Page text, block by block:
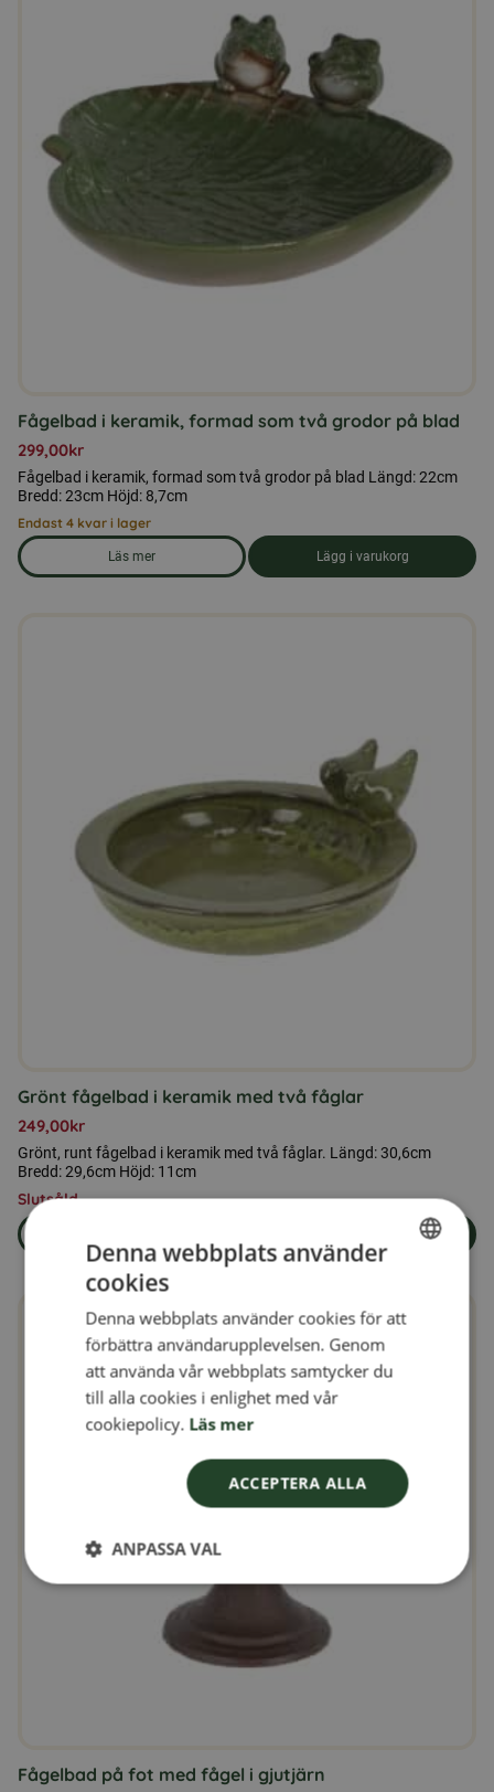
Fågelbad i keramik, formad som två grodor på blad
299,00kr
Fågelbad i keramik, formad som två grodor på blad Längd: 22cm
Bredd: 23cm Höjd: 8,7cm
Endast 4 kvar i lager
Läs mer
om produkten Fågelbad i keramik, formad som två grodor
Lägg i varukorg
Grönt fågelbad i keramik med två fåglar
249,00kr
Grönt, runt fågelbad i keramik med två fåglar. Längd: 30,6cm
Bredd: 29,6cm Höjd: 11cm
Slutsåld
om produkten Grönt fågelbad i keramik med två fåglar
Fågelbad på fot med fågel i gjutjärn
FINNISH
DANISH
Denna webbplats använder
cookies
Denna webbplats använder cookies för att
förbättra användarupplevelsen. Genom
att använda vår webbplats samtycker du
till alla cookies i enlighet med vår
cookiepolicy. Läs mer
ACCEPTERA ALLA
ANPASSA VAL